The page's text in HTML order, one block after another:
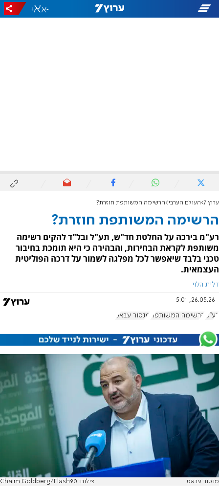
-
+
ערוץ 7 העולם הערבי הרשימה המשותפת חוזרת?
הרשימה המשותפת חוזרת?
רע"מ בירכה על החלטת חד"ש, תע"ל ובל"ד להקים רשימה
משותפת לקראת הבחירות, והבהירה כי היא תומכת בחיבור
טכני בלבד שיאפשר לכל מפלגה לשמור על דרכה הפוליטית
העצמאית.
דלית הלוי
26.05.26, 5:01
רע"מ הרשימה המשותפת מנסור עבאס
מנסור עבאס צילום: Chaim Goldberg/Flash90